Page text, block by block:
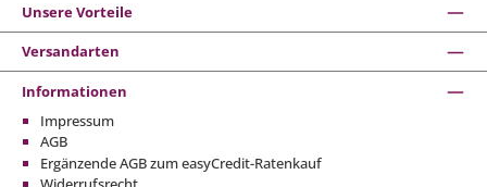
Unsere Vorteile
Versandarten
Informationen
Impressum
AGB
Ergänzende AGB zum easyCredit-Ratenkauf